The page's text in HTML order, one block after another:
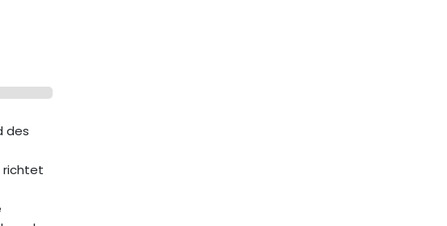
des
richtet